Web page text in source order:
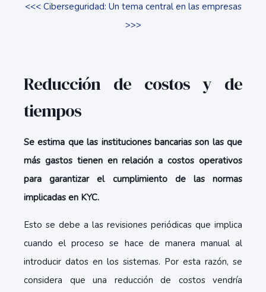
<<< Ciberseguridad: Un tema central en las empresas
>>>
Reducción de costos y de
tiempos
Se estima que las instituciones bancarias son las que
más gastos tienen en relación a costos operativos
para garantizar el cumplimiento de las normas
implicadas en KYC.
Esto se debe a las revisiones periódicas que implica
cuando el proceso se hace de manera manual al
introducir datos en los sistemas. Por esta razón, se
considera que una reducción de costos vendría